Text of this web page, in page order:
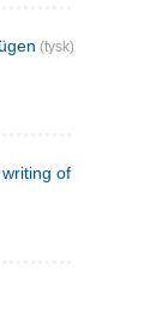
(tysk)
of the play,